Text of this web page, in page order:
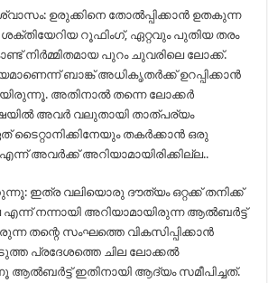
ഉരുക്കിനെ തോല്‍പ്പിക്കാന്‍ ഉതകുന്ന
റൂഫിംഗ്, ഏറ്റവും പുതിയ തരം
നിര്‍മ്മിതമായ പുറം ചുവരിലെ ലോക്ക്.
ബാങ്ക് അധികൃതര്‍ക്ക് ഉറപ്പിക്കാന്‍
അതിനാല്‍ തന്നെ ലോക്കര്‍
അവര്‍ വലുതായി താത്പര്യം
ടൈറ്റാനിക്കിനേയും തകര്‍ക്കാന്‍ ഒരു
അവര്‍ക്ക് അറിയാമായിരിക്കില്ല..
ഇത്ര വലിയൊരു ദൗത്യം ഒറ്റക്ക് തനിക്ക്
നന്നായി അറിയാമായിരുന്ന ആല്‍ബര്‍ട്ട്
തന്റെ സംഘത്തെ വികസിപ്പിക്കാന്‍
പ്രദേശത്തെ ചില ലോക്കല്‍
ആല്‍ബര്‍ട്ട് ഇതിനായി ആദ്യം സമീപിച്ചത്.